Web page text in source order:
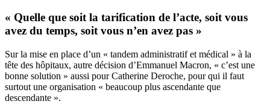
« Quelle que soit la tarification de l’acte, soit vous
avez du temps, soit vous n’en avez pas »
Sur la mise en place d’un « tandem administratif et médical » à la
tête des hôpitaux, autre décision d’Emmanuel Macron, « c’est une
bonne solution » aussi pour Catherine Deroche, pour qui il faut
surtout une organisation « beaucoup plus ascendante que
descendante ».